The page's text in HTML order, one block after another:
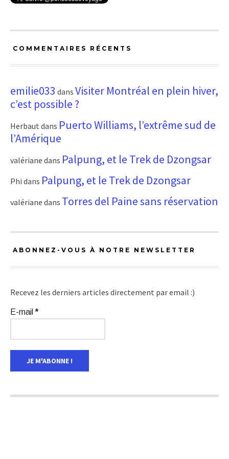
COMMENTAIRES RÉCENTS
emilie033 dans Visiter Montréal en plein hiver,
c’est possible ?
Herbaut dans Puerto Williams, l’extrême sud de
l’Amérique
valériane dans Palpung, et le Trek de Dzongsar
Phi dans Palpung, et le Trek de Dzongsar
valériane dans Torres del Paine sans réservation
ABONNEZ-VOUS À NOTRE NEWSLETTER
Recevez les derniers articles directement par email :)
E-mail*